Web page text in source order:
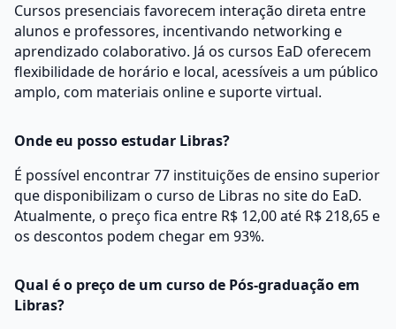
Cursos presenciais favorecem interação direta entre
alunos e professores, incentivando networking e
aprendizado colaborativo. Já os cursos EaD oferecem
flexibilidade de horário e local, acessíveis a um público
amplo, com materiais online e suporte virtual.
Onde eu posso estudar Libras?
É possível encontrar 77 instituições de ensino superior
que disponibilizam o curso de Libras no site do EaD.
Atualmente, o preço fica entre R$ 12,00 até R$ 218,65 e
os descontos podem chegar em 93%.
Qual é o preço de um curso de Pós-graduação em
Libras?